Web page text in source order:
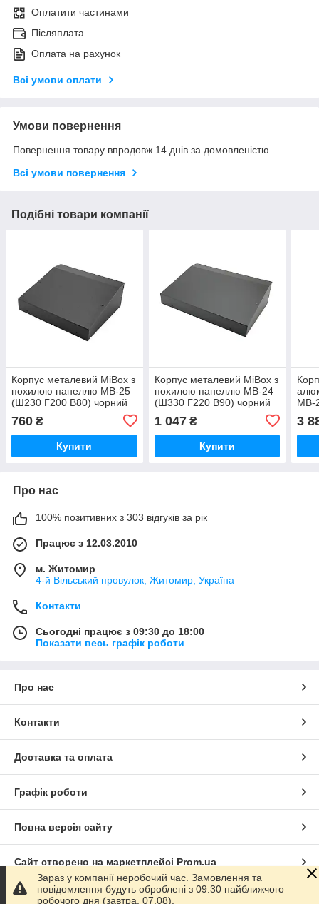
Оплатити частинами
Післяплата
Оплата на рахунок
Всі умови оплати
Умови повернення
Повернення товару впродовж 14 днів за домовленістю
Всі умови повернення
Подібні товари компанії
Корпус металевий MiBox з
похилою панеллю MB-25
(Ш230 Г200 В80) чорний
760 ₴
Купити
Корпус металевий MiBox з
похилою панеллю MB-24
(Ш330 Г220 В90) чорний
1 047₴
Купити
MB-
3
Про нас
100% позитивних з 303 відгуків за рік
Працює з 12.03.2010
м. Житомир
4-й Вільський провулок, Житомир, Україна
Контакти
Сьогодні працює з 09:30 до 18:00
Показати весь графік роботи
Про нас
Контакти
Доставка та оплата
Графік роботи
Повна версія сайту
Сайт створено на маркетплейсі Prom.ua
Політика конфіденційності
Зараз у компанії неробочий час. Замовлення та
повідомлення будуть оброблені з 09:30 найближчого
робочого дня (завтра, 07.08).